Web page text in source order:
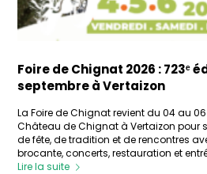
Foire de Chignat 2026 : 723ᵉ
septembre à Vertaizon
La Foire de Chignat revient du 04 au
Château de Chignat à Vertaizon pour
de fête, de tradition et de rencontres
brocante, concerts, restauration et
Lire la suite